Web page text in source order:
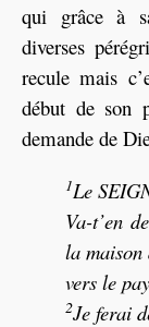
qui grâce à
diverses
recule mais
début de son
demande de
1Le
Va-t’en
la maison
vers le
2Je ferai